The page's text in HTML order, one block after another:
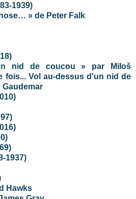
1939)
» de Peter Falk
nid de coucou » par Miloš
fois... Vol au-dessus d'un nid de
1937)
Hawks